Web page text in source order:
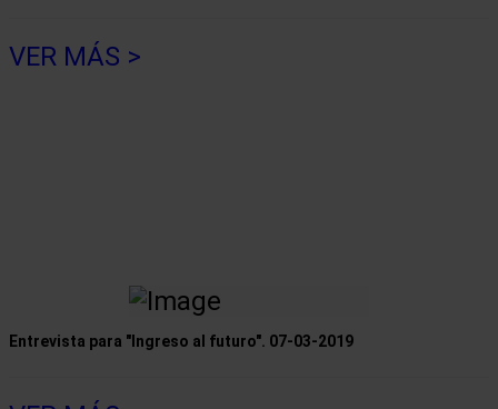
VER MÁS >
Entrevista para "Ingreso al futuro". 07-03-2019